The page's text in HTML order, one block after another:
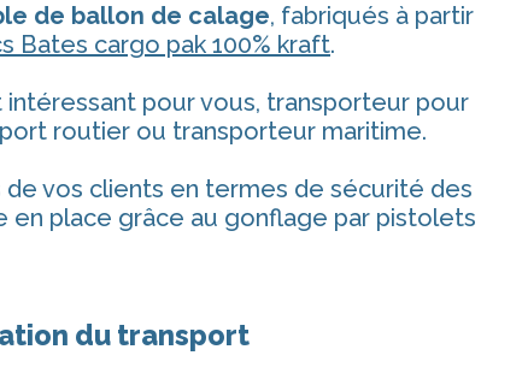
de ballon de calage, fabriqués à partir
Bates cargo pak 100% kraft.
pour vous, transporteur pour
routier ou transporteur maritime.
vos clients en termes de sécurité des
en place grâce au gonflage par pistolets
du transport